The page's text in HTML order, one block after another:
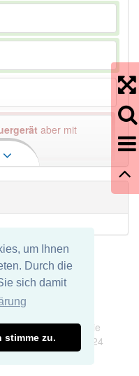
um Ihnen
Durch die
sich damit
stimme zu.
aber mit
den Artikel
keine Haftung für die
Seite. DDDEasy 2024